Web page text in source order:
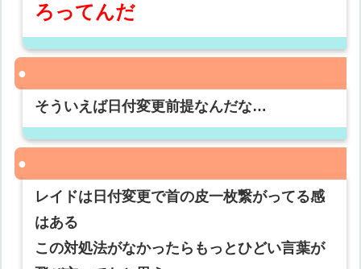
ろってんだ
そういえば日付変更前提なんだな…
レイドは日付変更で首の皮一枚繋がってる感
はある
この対処法がなかったらもっとひどい言葉が